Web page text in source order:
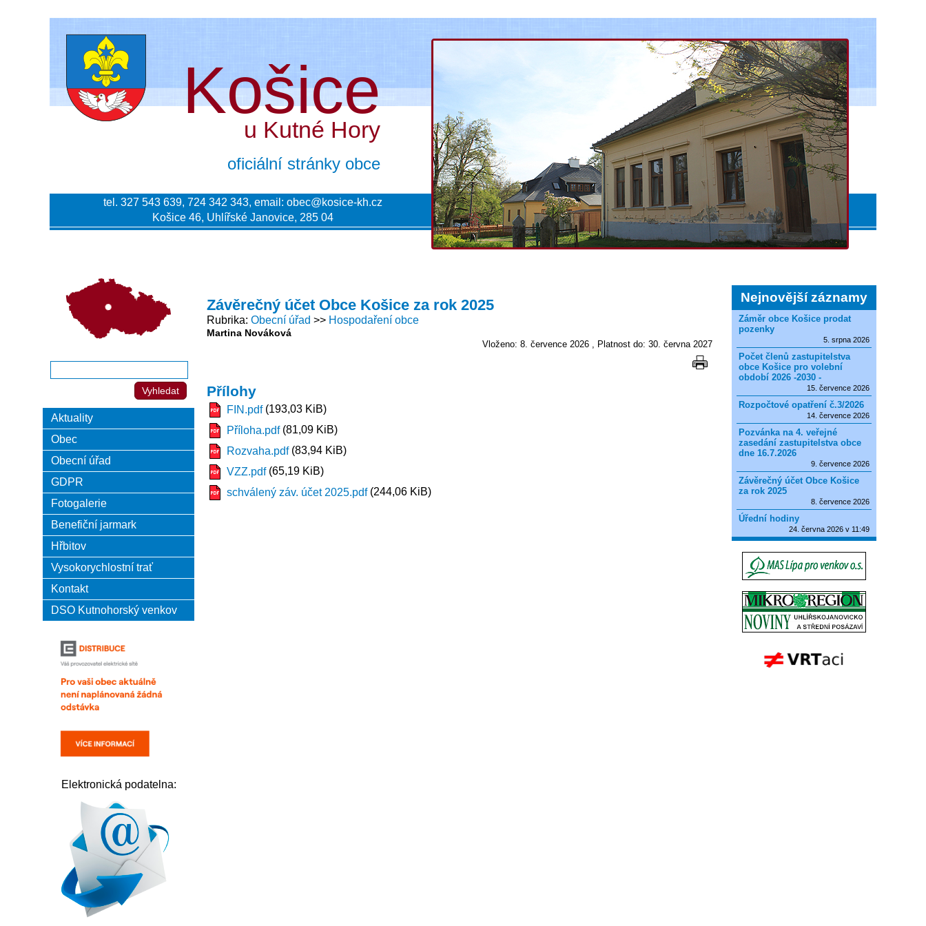
Košice
u Kutné Hory
oficiální stránky obce
tel. 327 543 639, 724 342 343, email: obec@kosice-kh.cz
Košice 46, Uhlířské Janovice, 285 04
Závěrečný účet Obce Košice za rok 2025
Rubrika Obecní úřad Hospodaření obce
Martina Nováková
Vloženo: 8. července 2026 Platnost do: 30. června 2027
Přílohy
FIN.pdf(193,03 KiB)
Příloha.pdf(81,09 KiB)
Rozvaha.pdf(83,94 KiB)
VZZ.pdf(65,19 KiB)
schválený záv. účet 2025.pdf(244,06 KiB)
Aktuality
Obec
Obecní úřad
GDPR
Fotogalerie
Benefiční jarmark
Hřbitov
Vysokorychlostní trať
Kontakt
DSO Kutnohorský venkov
Elektronická podatelna:
Nejnovější záznamy
Záměr obce Košice prodat
pozenky
5. srpna 2026
Počet členů zastupitelstva
obce Košice pro volební
období 2026 -2030 -
15. července 2026
Rozpočtové opatření č.3/2026
14. července 2026
Pozvánka na 4. veřejné
zasedání zastupitelstva obce
dne 16.7.2026
9. července 2026
Závěrečný účet Obce Košice
za rok 2025
8. července 2026
Úřední hodiny
24. června 2026 v 11:49